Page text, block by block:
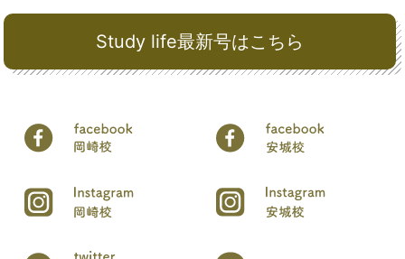
Study life最新号はこちら